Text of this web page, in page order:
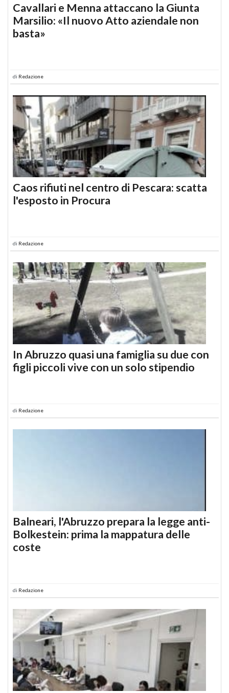
Cavallari e Menna attaccano la Giunta
Marsilio: «Il nuovo Atto aziendale non
basta»
di Redazione
Caos rifiuti nel centro di Pescara: scatta
l'esposto in Procura
di Redazione
In Abruzzo quasi una famiglia su due con
figli piccoli vive con un solo stipendio
di Redazione
Balneari, l'Abruzzo prepara la legge anti-
Bolkestein: prima la mappatura delle
coste
di Redazione